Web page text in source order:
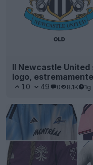
Il Newcastle
logo,
10 49 0 8.1K 1g